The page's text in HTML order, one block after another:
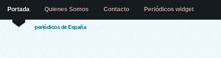
periódicos de España
Portada Quienes Somos Contacto Periódicos widget